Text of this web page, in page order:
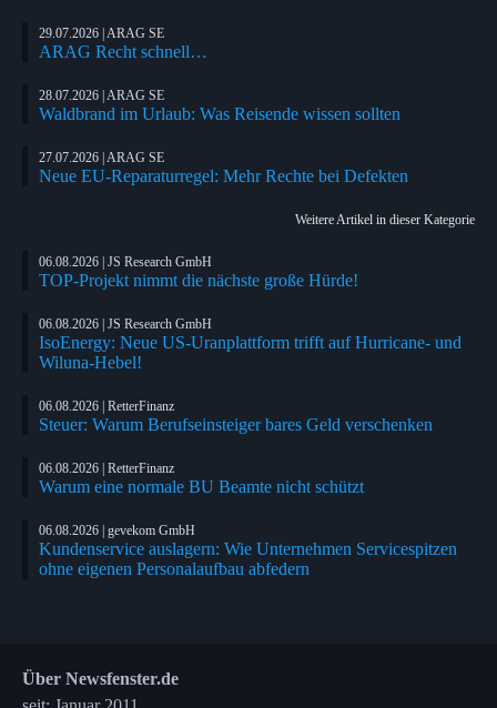
29.07.2026 | ARAG SE
ARAG Recht schnell…
28.07.2026 | ARAG SE
Waldbrand im Urlaub: Was Reisende wissen sollten
27.07.2026 | ARAG SE
Neue EU-Reparaturregel: Mehr Rechte bei Defekten
Weitere Artikel in dieser Kategorie
06.08.2026 | JS Research GmbH
TOP-Projekt nimmt die nächste große Hürde!
06.08.2026 | JS Research GmbH
IsoEnergy: Neue US-Uranplattform trifft auf Hurricane- und
Wiluna-Hebel!
06.08.2026 | RetterFinanz
Steuer: Warum Berufseinsteiger bares Geld verschenken
06.08.2026 | RetterFinanz
Warum eine normale BU Beamte nicht schützt
06.08.2026 | gevekom GmbH
Kundenservice auslagern: Wie Unternehmen Servicespitzen
ohne eigenen Personalaufbau abfedern
Über Newsfenster.de